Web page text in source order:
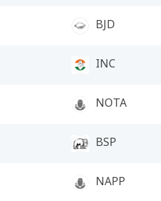
BJD
INC
NOTA
BSP
NAPP